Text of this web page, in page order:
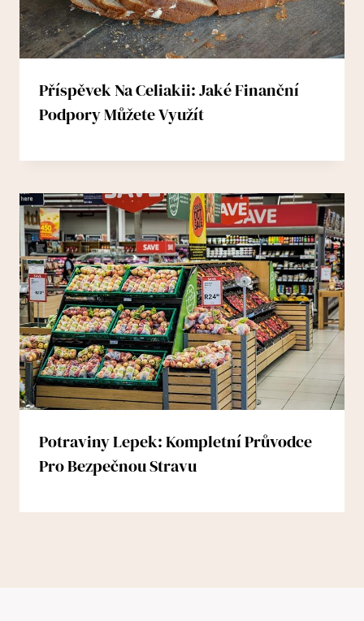
Příspěvek Na Celiakii: Jaké Finanční
Podpory Můžete Využít
Potraviny Lepek: Kompletní Průvodce
Pro Bezpečnou Stravu